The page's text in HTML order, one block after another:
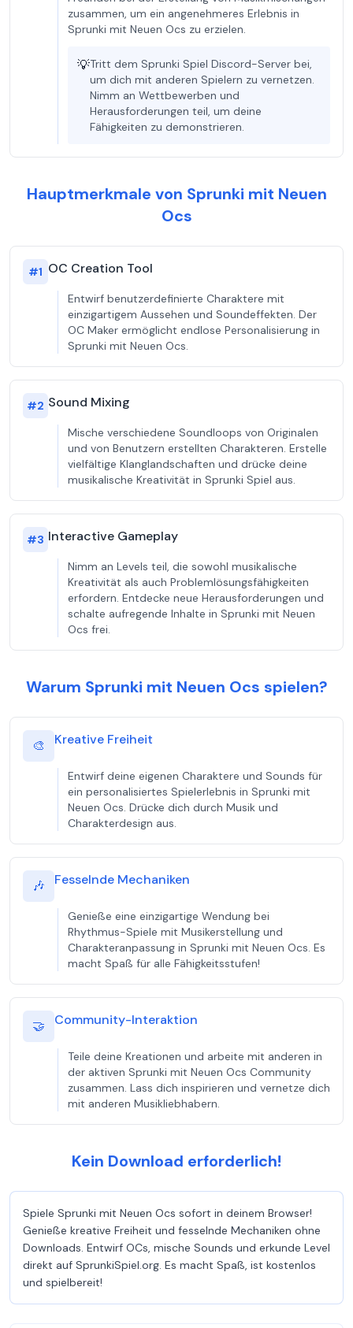
zusammen, um ein angenehmeres Erlebnis in
Sprunki mit Neuen Ocs zu erzielen.
💡Tritt dem Sprunki Spiel Discord-Server bei,
um dich mit anderen Spielern zu vernetzen.
Nimm an Wettbewerben und
Herausforderungen teil, um deine
Fähigkeiten zu demonstrieren.
Hauptmerkmale von Sprunki mit Neuen
Ocs
#1 OC Creation Tool
Entwirf benutzerdefinierte Charaktere mit
einzigartigem Aussehen und Soundeffekten. Der
OC Maker ermöglicht endlose Personalisierung in
Sprunki mit Neuen Ocs.
#2 Sound Mixing
Mische verschiedene Soundloops von Originalen
und von Benutzern erstellten Charakteren. Erstelle
vielfältige Klanglandschaften und drücke deine
musikalische Kreativität in Sprunki Spiel aus.
#3 Interactive Gameplay
Nimm an Levels teil, die sowohl musikalische
Kreativität als auch Problemlösungsfähigkeiten
erfordern. Entdecke neue Herausforderungen und
schalte aufregende Inhalte in Sprunki mit Neuen
Ocs frei.
Warum Sprunki mit Neuen Ocs spielen?
🎨 Kreative Freiheit
Entwirf deine eigenen Charaktere und Sounds für
ein personalisiertes Spielerlebnis in Sprunki mit
Neuen Ocs. Drücke dich durch Musik und
Charakterdesign aus.
🎶 Fesselnde Mechaniken
Genieße eine einzigartige Wendung bei
Rhythmus-Spiele mit Musikerstellung und
Charakteranpassung in Sprunki mit Neuen Ocs. Es
macht Spaß für alle Fähigkeitsstufen!
🤝 Community-Interaktion
Teile deine Kreationen und arbeite mit anderen in
der aktiven Sprunki mit Neuen Ocs Community
zusammen. Lass dich inspirieren und vernetze dich
mit anderen Musikliebhabern.
Kein Download erforderlich!
Spiele Sprunki mit Neuen Ocs sofort in deinem Browser!
Genieße kreative Freiheit und fesselnde Mechaniken ohne
Downloads. Entwirf OCs, mische Sounds und erkunde Level
direkt auf SprunkiSpiel.org. Es macht Spaß, ist kostenlos
und spielbereit!